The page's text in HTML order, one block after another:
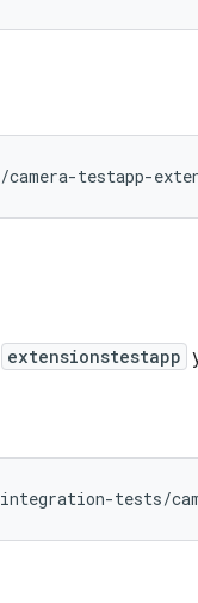
/camera-testapp-
extensionstestapp
integration-tests/